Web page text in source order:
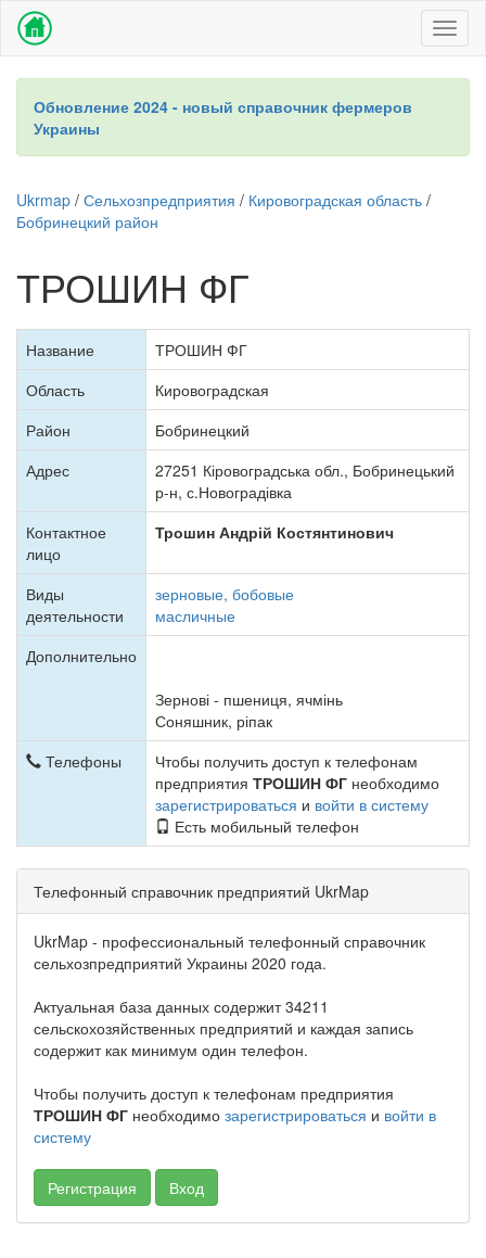
Обновление 2024 - новый справочник фермеров
Украины
Ukrmap / Сельхозпредприятия / Кировоградская область /
Бобринецкий район
ТРОШИН ФГ
Название
ТРОШИН ФГ
Область
Кировоградская
Район
Бобринецкий
Адрес
27251 Кіровоградська обл., Бобринецький
р-н, с.Новоградівка
Контактное
лицо
Трошин Андрій Костянтинович
Виды
деятельности
зерновые, бобовые
масличные
Дополнительно
Зернові - пшениця, ячмінь
Соняшник, ріпак
Телефоны
Чтобы получить доступ к телефонам
предприятия ТРОШИН ФГ необходимо
зарегистрироваться и войти в систему
Есть мобильный телефон
Телефонный справочник предприятий UkrMap
UkrMap - профессиональный телефонный справочник
сельхозпредприятий Украины 2020 года.
Актуальная база данных содержит 34211
сельскохозяйственных предприятий и каждая запись
содержит как минимум один телефон.
Чтобы получить доступ к телефонам предприятия
ТРОШИН ФГ необходимо зарегистрироваться и войти в
систему
Регистрация Вход